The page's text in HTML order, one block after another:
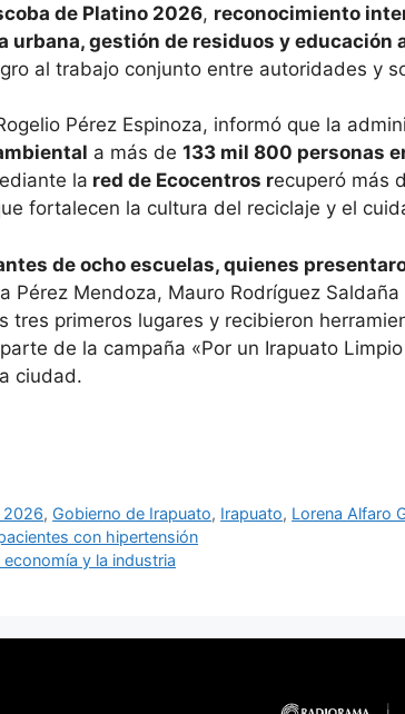
de Platino 2026, reconocimiento
urbana, gestión de residuos y educación
al trabajo conjunto entre autoridades y
Pérez Espinoza, informó que la
a más de 133 mil 800 personas
la red de Ecocentros recuperó más
fortalecen la cultura del reciclaje y el
de ocho escuelas, quienes
Pérez Mendoza, Mauro Rodríguez Saldaña
tres primeros lugares y recibieron
de la campaña «Por un Irapuato
ciudad.
2026, Gobierno de Irapuato, Irapuato, Lorena Alfaro
con hipertensión
y la industria